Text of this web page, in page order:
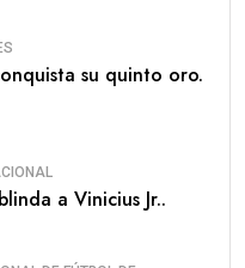
su quinto oro.
a Vinicius Jr..